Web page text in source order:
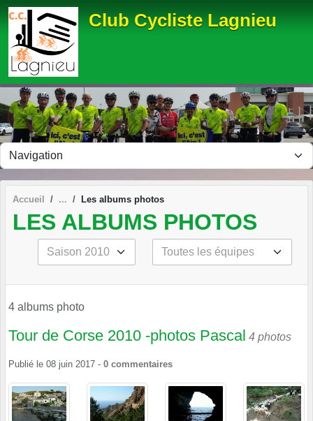
Club Cycliste Lagnieu
Accueil Les albums photos
LES ALBUMS PHOTOS
4 albums photo
Tour de Corse 2010 -photos Pascal 4 photos
Publié le 08 juin 2017 - 0 commentaires
Panneau de gestion des cookies